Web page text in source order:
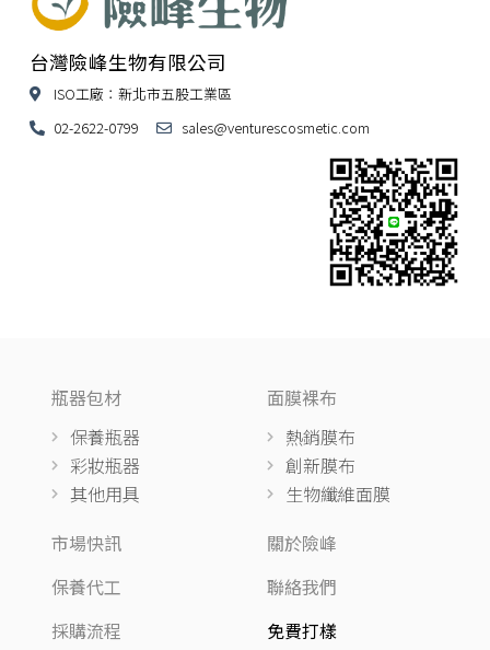
台灣險峰生物有限公司
ISO工廠：新北市五股工業區
02-2622-0799
sales@venturescosmetic.com
瓶器包材
保養瓶器
彩妝瓶器
其他用具
面膜裸布
熱銷膜布
創新膜布
生物纖維面膜
市場快訊
保養代工
採購流程
關於險峰
聯絡我們
免費打樣